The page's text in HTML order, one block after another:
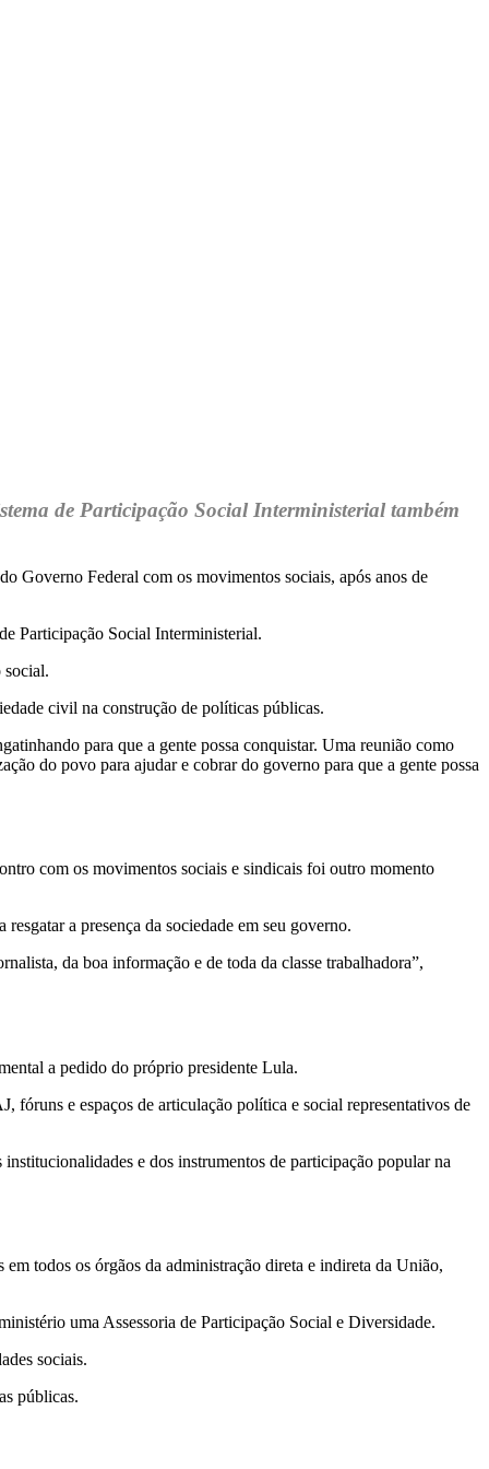
de Participação Social Interministerial também
Governo Federal com os movimentos sociais, após anos de
Participação Social Interministerial.
social.
civil na construção de políticas públicas.
para que a gente possa conquistar. Uma reunião como
do povo para ajudar e cobrar do governo para que a gente possa
com os movimentos sociais e sindicais foi outro momento
a presença da sociedade em seu governo.
da boa informação e de toda da classe trabalhadora”,
a pedido do próprio presidente Lula.
e espaços de articulação política e social representativos de
e dos instrumentos de participação popular na
todos os órgãos da administração direta e indireta da União,
uma Assessoria de Participação Social e Diversidade.
sociais.
públicas.